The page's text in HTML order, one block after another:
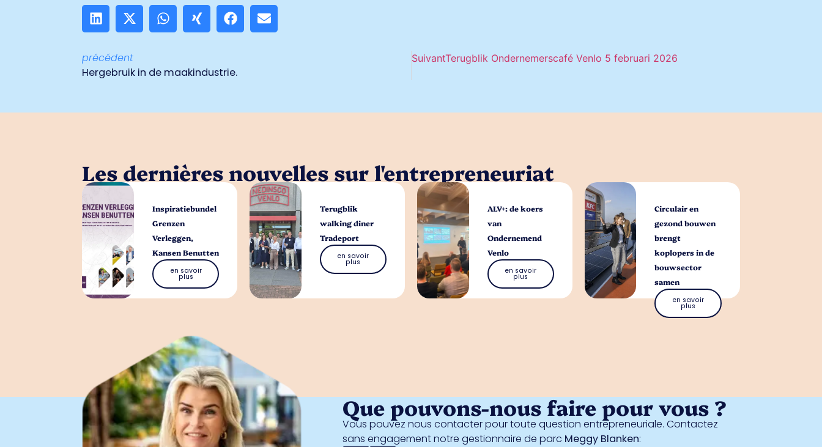
précédent
Hergebruik in de maakindustrie.
SuivantTerugblik Ondernemerscafé Venlo 5 februari 2026
Les dernières nouvelles sur l'entrepreneuriat
Inspiratiebundel
Grenzen
Verleggen,
Kansen Benutten
en savoir
plus
Terugblik
walking diner
Tradeport
en savoir
plus
ALV+: de koers
van
Ondernemend
Venlo
en savoir
plus
Circulair en
gezond bouwen
brengt
koplopers in de
bouwsector
samen
en savoir
plus
Que pouvons-nous faire pour vous ?
Vous pouvez nous contacter pour toute question entrepreneuriale. Contactez
sans engagement notre gestionnaire de parc Meggy Blanken: